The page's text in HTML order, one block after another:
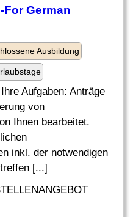
German
Ausbildung
Aufgaben: Anträge
von
Ihnen bearbeitet.
inkl. der notwendigen
[...]